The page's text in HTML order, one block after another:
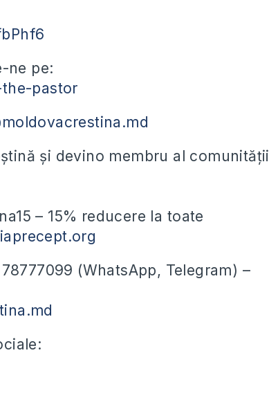
ne pe:
pastor
și devino membru al comunității
– 15% reducere la toate
(WhatsApp, Telegram) –